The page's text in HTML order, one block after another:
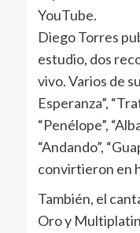
YouTube.
Diego Torres
estudio, dos
vivo. Varios de
Esperanza”,
“Penélope”,
“Andando”,
convirtieron en
También, el
Oro y